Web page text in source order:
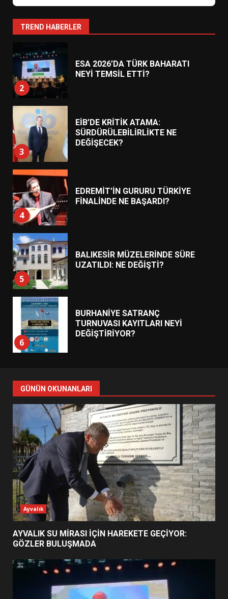
TREND HABERLER
1
HAREKETE GEÇİYOR: GÖZLER
2
ESA 2026’DA TÜRK BAHARATI
NEYİ TEMSİL ETTİ?
3
EİB’DE KRİTİK ATAMA:
SÜRDÜRÜLEBİLİRLİKTE NE
DEĞİŞECEK?
4
EDREMİT’İN GURURU TÜRKİYE
FİNALİNDE NE BAŞARDI?
5
BALIKESİR MÜZELERİNDE SÜRE
UZATILDI: NE DEĞİŞTİ?
6
BURHANİYE SATRANÇ
TURNUVASI KAYITLARI NEYİ
DEĞİŞTİRİYOR?
7
YENİ YÖNETİM NASIL
ŞEKİLLENDİ?
1
AYVALIK SU MİRASI İÇİN
HAREKETE GEÇİYOR: GÖZLER
BULUŞMADA
2
ESA 2026’DA TÜRK BAHARATI
NEYİ TEMSİL ETTİ?
EİB’DE KRİTİK ATAMA:
SÜRDÜRÜLEBİLİRLİKTE NE
DEĞİŞECEK?
GÜNÜN OKUNANLARI
Ayvalık
AYVALIK SU MİRASI İÇİN HAREKETE GEÇİYOR:
GÖZLER BULUŞMADA